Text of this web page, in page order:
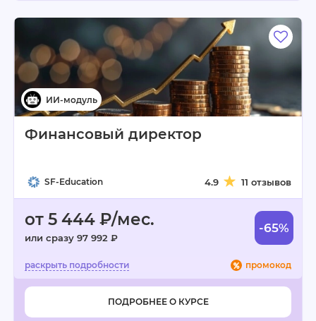
Финансовый директор
SF-Education 4.9 11 отзывов
от 5 444 ₽/мес.
или сразу 97 992 ₽
-65%
промокод
ПОДРОБНЕЕ О КУРСЕ